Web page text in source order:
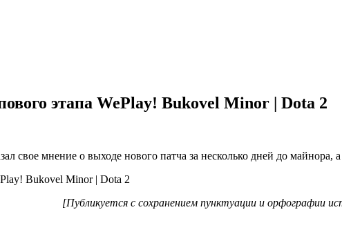
этапа WePlay! Bukovel Minor | Dota 2
свое мнение о выходе нового патча за несколько дней до
[Публикуется с сохранением пунктуации и орфографии